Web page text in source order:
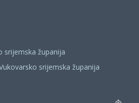
srijemska županija
srijemska županija